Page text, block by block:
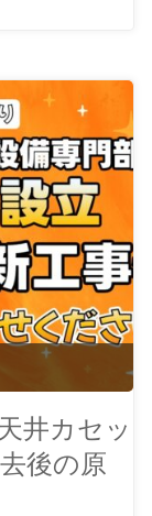
井カセッ
後の原